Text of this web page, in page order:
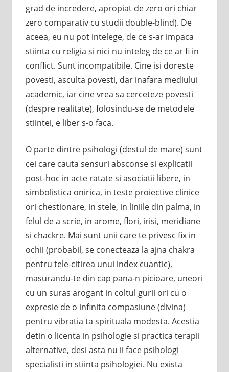
grad de incredere, apropiat de zero ori chiar
zero comparativ cu studii double-blind). De
aceea, eu nu pot intelege, de ce s-ar impaca
stiinta cu religia si nici nu inteleg de ce ar fi in
conflict. Sunt incompatibile. Cine isi doreste
povesti, asculta povesti, dar inafara mediului
academic, iar cine vrea sa cerceteze povesti
(despre realitate), folosindu-se de metodele
stiintei, e liber s-o faca.
O parte dintre psihologi (destul de mare) sunt
cei care cauta sensuri absconse si explicatii
post-hoc in acte ratate si asociatii libere, in
simbolistica onirica, in teste proiective clinice
ori chestionare, in stele, in liniile din palma, in
felul de a scrie, in arome, flori, irisi, meridiane
si chackre. Mai sunt unii care te privesc fix in
ochii (probabil, se conecteaza la ajna chakra
pentru tele-citirea unui index cuantic),
masurandu-te din cap pana-n picioare, uneori
cu un suras arogant in coltul gurii ori cu o
expresie de o infinita compasiune (divina)
pentru vibratia ta spirituala modesta. Acestia
detin o licenta in psihologie si practica terapii
alternative, desi asta nu ii face psihologi
specialisti in stiinta psihologiei. Nu exista